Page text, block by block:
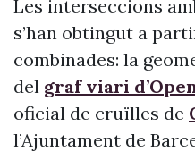
Les interseccions
s’han obtingut a
combinades: la
del graf viari
oficial de cruïlles de
l’Ajuntament de